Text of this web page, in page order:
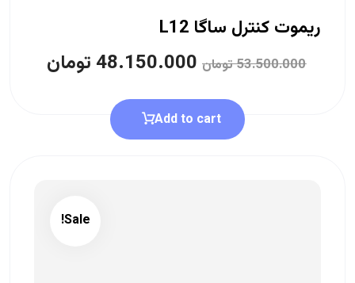
ریموت کنترل ساگا L12
53.500.000تومان 48.150.000 تومان
Add to cart
Sale!